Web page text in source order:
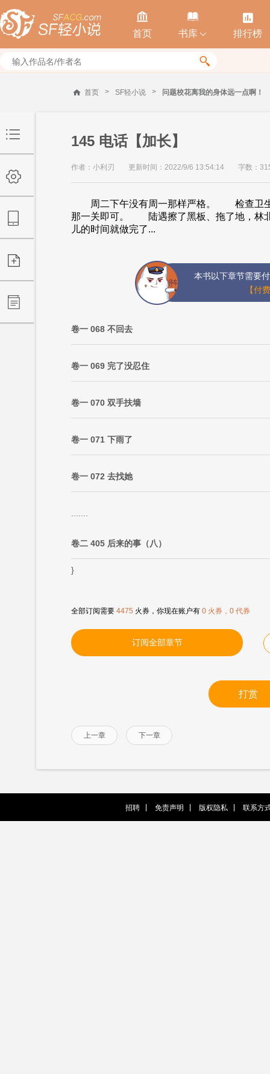

首页

书库 

排行榜

首页 > SF轻小说 > 问题校花离我的身体远一点啊！
145 电话【加长】
作者：小利刃 更新时间：2022/9/6 13:54:14 字数：
周二下午没有周一那样严格。 检查卫生
那一关即可。 陆遇擦了黑板、拖了地，林
儿的时间就做完了...
本书以下章节需要
【付
卷一 068 不回去
卷一 069 完了没忍住
卷一 070 双手扶墙
卷一 071 下雨了
卷一 072 去找她
卷二 405 后来的事（八）
}
全部订阅需要 4475 火券，你现在账户有 0 火券，0 代券
订阅全部章节
打赏
上一章 下一章
招聘 免责声明 版权隐私 联系方